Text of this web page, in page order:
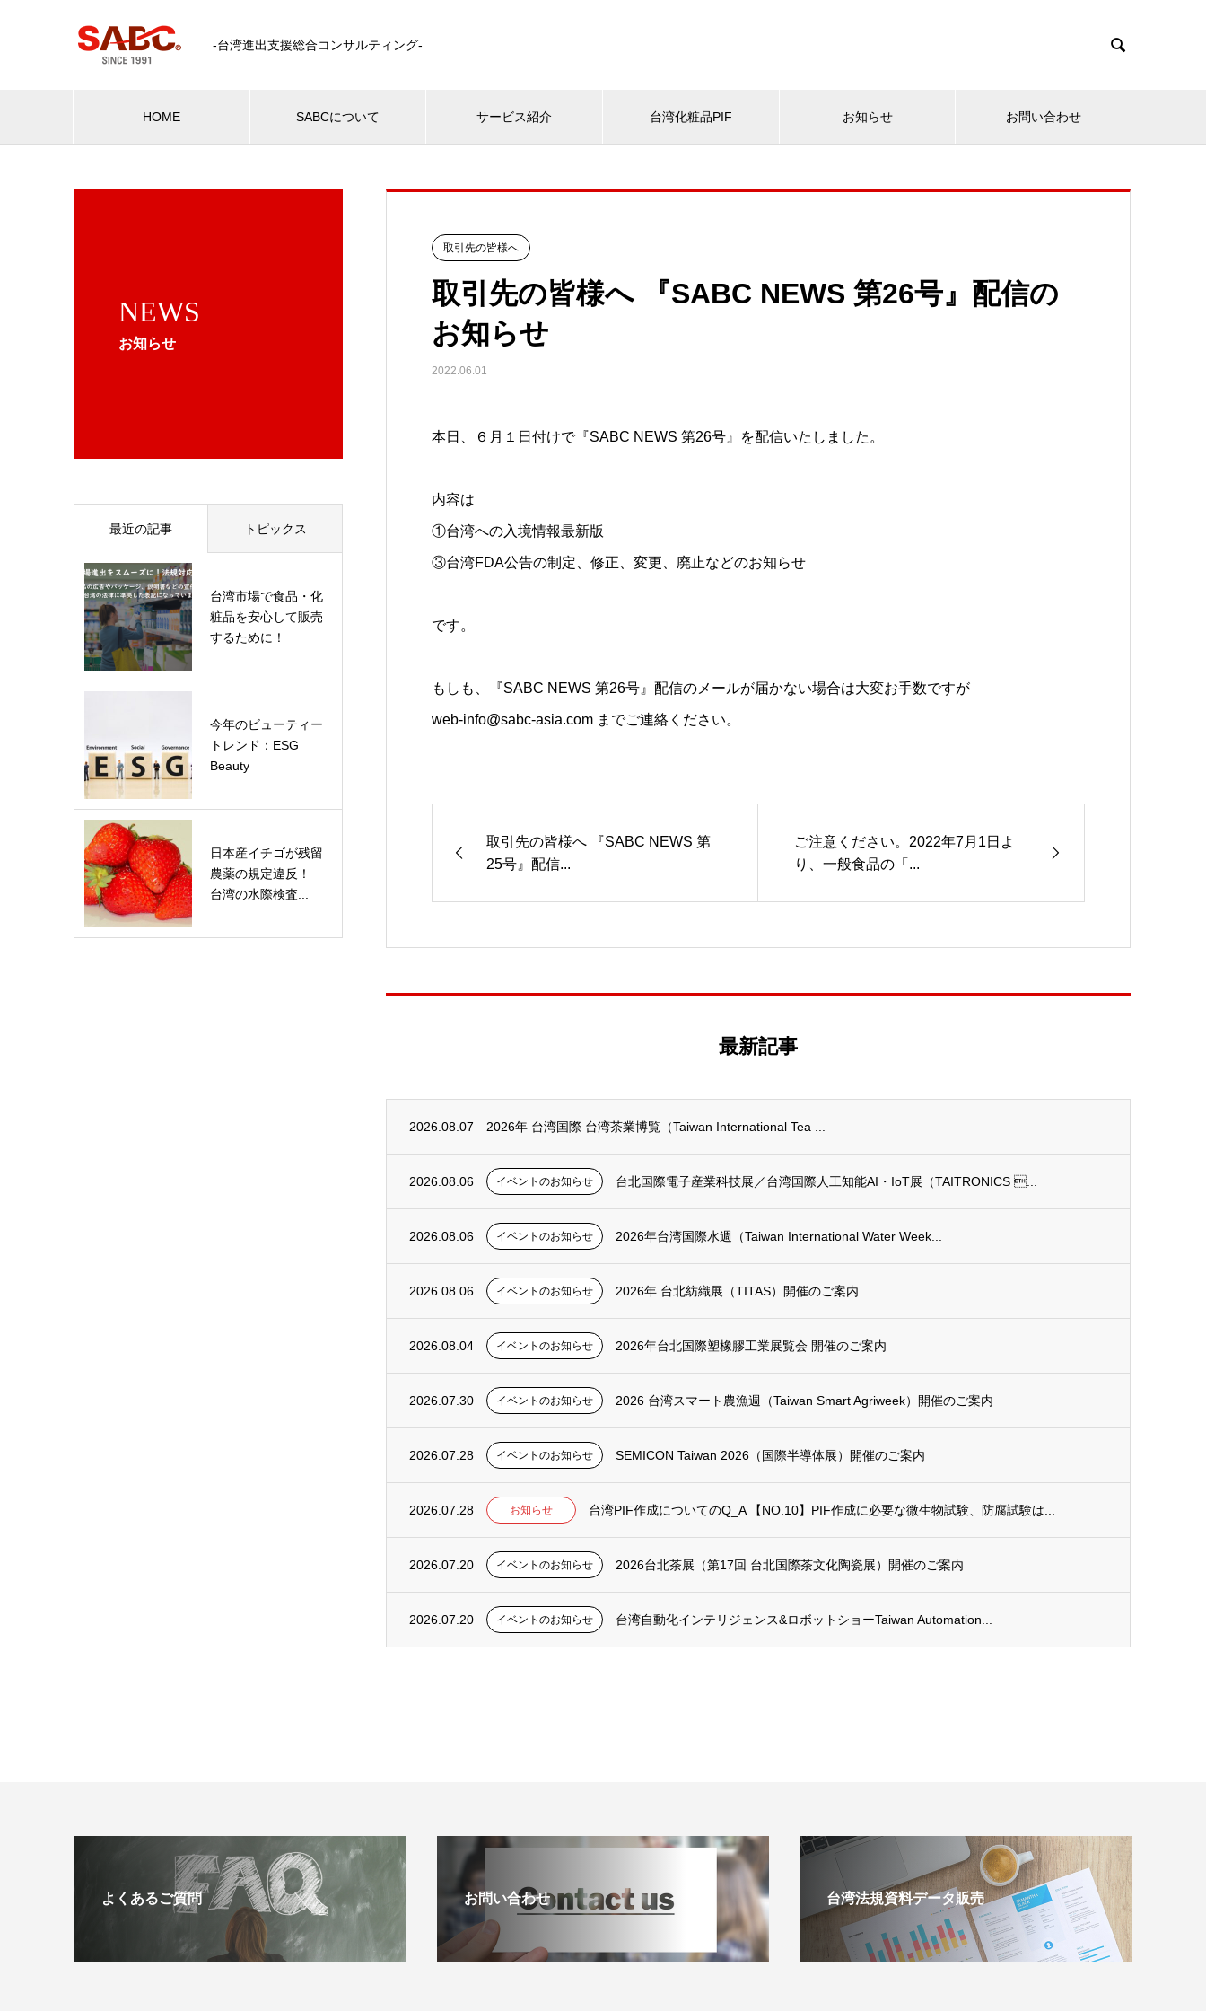
-台湾進出支援総合コンサルティング- 
HOME SABCについて サービス紹介 台湾化粧品PIF お知らせ お問い合わせ
NEWS
お知らせ
取引先の皆様へ
取引先の皆様へ 『SABC NEWS 第26号』配信の
お知らせ
2022.06.01
本日、６月１日付けで『SABC NEWS 第26号』を配信いたしました。
内容は
①台湾への入境情報最新版
③台湾FDA公告の制定、修正、変更、廃止などのお知らせ
です。
もしも、『SABC NEWS 第26号』配信のメールが届かない場合は大変お手数ですが
web-info@sabc-asia.com までご連絡ください。
取引先の皆様へ 『SABC NEWS 第
25号』配信...
ご注意ください。2022年7月1日よ
り、一般食品の「...
最新記事
2026.08.07 2026年 台湾国際 台湾茶業博覧（Taiwan International Tea ...
2026.08.06 イベントのお知らせ 台北国際電子産業科技展／台湾国際人工知能AI・IoT展（TAITRONICS ...
2026.08.06 イベントのお知らせ 2026年台湾国際水週（Taiwan International Water Week...
2026.08.06 イベントのお知らせ 2026年 台北紡織展（TITAS）開催のご案内
2026.08.04 イベントのお知らせ 2026年台北国際塑橡膠工業展覧会 開催のご案内
2026.07.30 イベントのお知らせ 2026 台湾スマート農漁週（Taiwan Smart Agriweek）開催のご案内
2026.07.28 イベントのお知らせ SEMICON Taiwan 2026（国際半導体展）開催のご案内
2026.07.28 お知らせ 台湾PIF作成についてのQ_A 【NO.10】PIF作成に必要な微生物試験、防腐試験は...
2026.07.20 イベントのお知らせ 2026台北茶展（第17回 台北国際茶文化陶瓷展）開催のご案内
2026.07.20 イベントのお知らせ 台湾自動化インテリジェンス&ロボットショーTaiwan Automation...
最近の記事 トピックス
台湾市場で食品・化
粧品を安心して販売
するために！
今年のビューティー
トレンド：ESG
Beauty
日本産イチゴが残留
農薬の規定違反！
台湾の水際検査...
よくあるご質問 お問い合わせ 台湾法規資料データ販売